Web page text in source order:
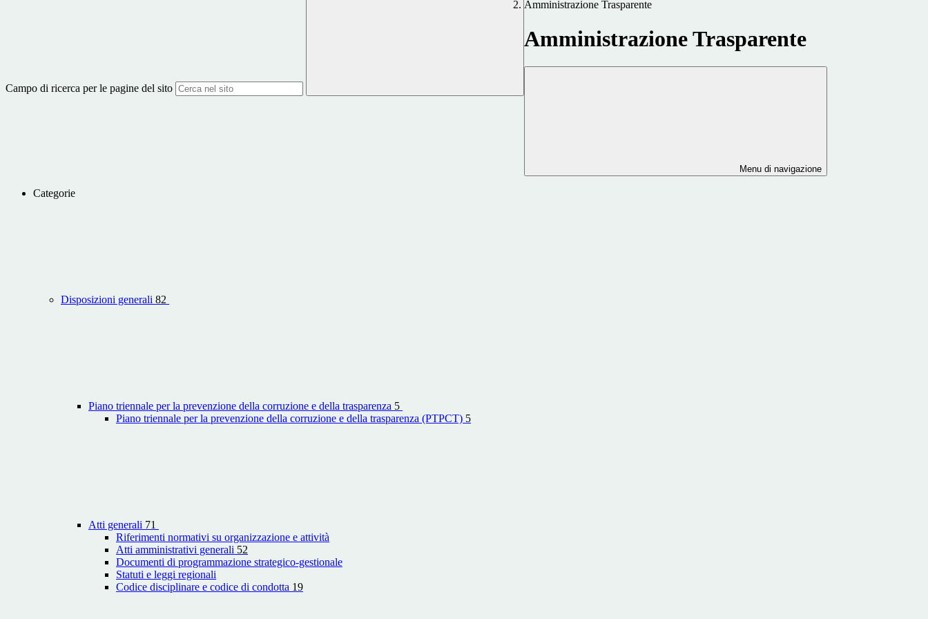
Campo di ricerca per le pagine del sito
Amministrazione Trasparente
Amministrazione Trasparente
Menu di navigazione
Categorie
Disposizioni generali 82
Piano triennale per la prevenzione della corruzione e della trasparenza 5
Piano triennale per la prevenzione della corruzione e della trasparenza (PTPCT) 5
Atti generali 71
Riferimenti normativi su organizzazione e attività
Atti amministrativi generali 52
Documenti di programmazione strategico-gestionale
Statuti e leggi regionali
Codice disciplinare e codice di condotta 19